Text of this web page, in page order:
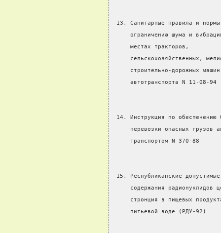
13. Санитарные правила и
ограничению шума и
местах тракторов,
сельскохозяйственных,
строительно-дорожных
     автотранспорта N 11-08-94
14. Инструкция по
перевозки опасных грузов
     транспортом N 370-88
15. Республиканские
содержания радионуклидов
стронция в пищевых
     питьевой воде (РДУ-92)